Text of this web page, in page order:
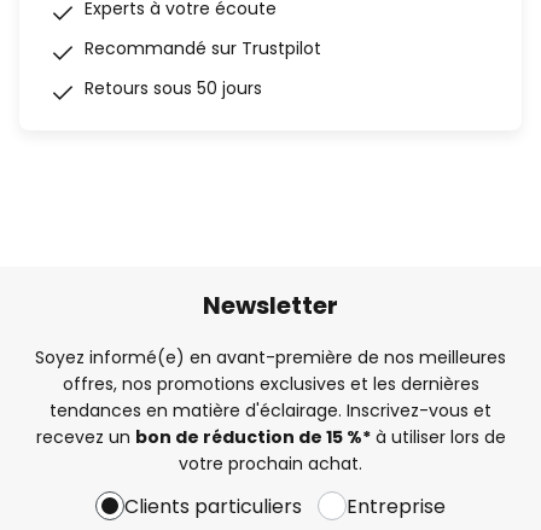
Experts à votre écoute
Recommandé sur Trustpilot
Retours sous 50 jours
Newsletter
Soyez informé(e) en avant-première de nos meilleures
offres, nos promotions exclusives et les dernières
tendances en matière d'éclairage. Inscrivez-vous et
recevez un bon de réduction de 15 %*à utiliser lors de
votre prochain achat.
Clients particuliers Entreprise